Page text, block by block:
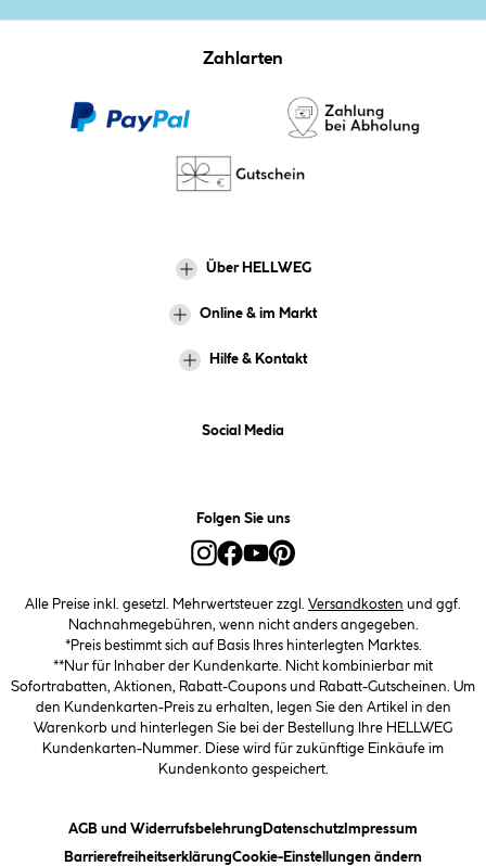
Zahlarten
Über HELLWEG
Online & im Markt
Hilfe & Kontakt
Social Media
Folgen Sie uns
Alle Preise inkl. gesetzl. Mehrwertsteuer zzgl. Versandkosten und ggf.
Nachnahmegebühren, wenn nicht anders angegeben.
*Preis bestimmt sich auf Basis Ihres hinterlegten Marktes.
**Nur für Inhaber der Kundenkarte. Nicht kombinierbar mit
Sofortrabatten, Aktionen, Rabatt-Coupons und Rabatt-Gutscheinen. Um
den Kundenkarten-Preis zu erhalten, legen Sie den Artikel in den
Warenkorb und hinterlegen Sie bei der Bestellung Ihre HELLWEG
Kundenkarten-Nummer. Diese wird für zukünftige Einkäufe im
Kundenkonto gespeichert.
AGB und Widerrufsbelehrung (öffnet ein Dialogfeld)
Datenschutz(öffnet ein Dialogfeld)
Impressum
Barrierefreiheitserklärung(öffnet ein Dialogfeld)
Cookie-Einstellungen ändern(öffnet